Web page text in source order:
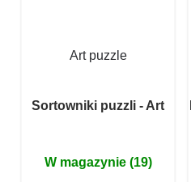
Art puzzle
Sortowniki puzzli - Art
W magazynie (19)